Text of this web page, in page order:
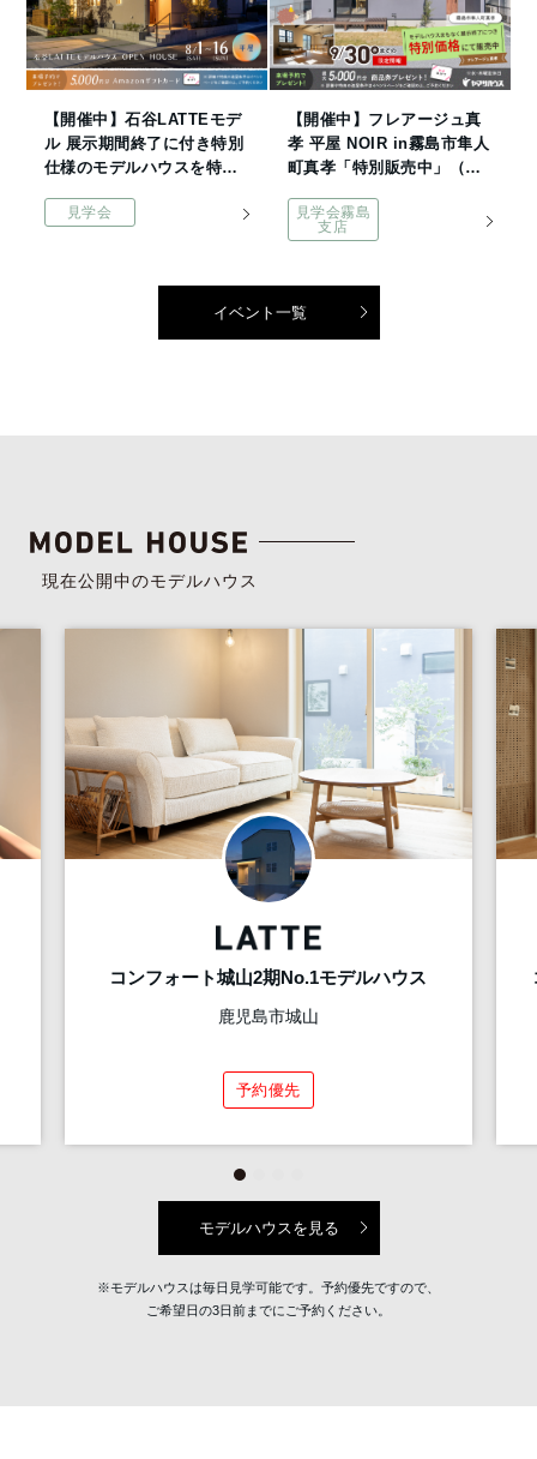
【開催中】石谷LATTEモデ
ル 展示期間終了に付き特別
仕様のモデルハウスを特別
見学会
【開催中】フレアージュ真
孝 平屋 NOIR in霧島市隼人
町真孝「特別販売中」（霧
見学会霧島
支店
イベント一覧
現在公開中のモデルハウス
コンフォート城山2期No.1モデルハウス
鹿児島市城山
予約優先
モデルハウスを見る
※モデルハウスは毎日見学可能です。予約優先ですので、
ご希望日の3日前までにご予約ください。